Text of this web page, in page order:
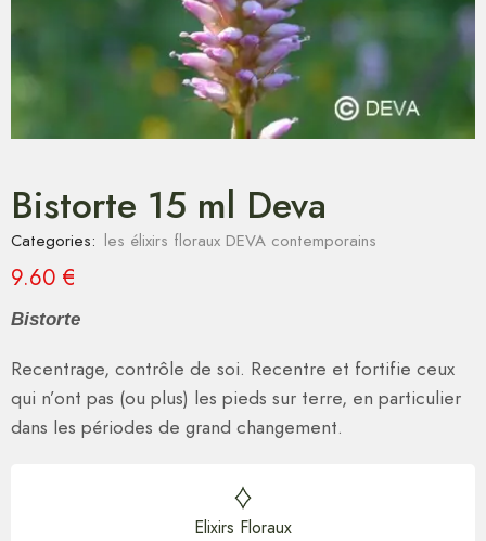
Bistorte 15 ml Deva
Categories: les élixirs floraux DEVA contemporains
9.60 €
Bistorte
Recentrage, contrôle de soi. Recentre et fortifie ceux
qui n’ont pas (ou plus) les pieds sur terre, en particulier
dans les périodes de grand changement.
Elixirs Floraux